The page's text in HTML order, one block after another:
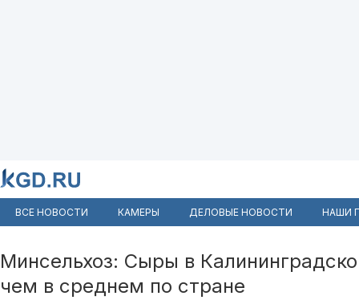
ВСЕ НОВОСТИ КАМЕРЫ ДЕЛОВЫЕ НОВОСТИ НАШИ
Минсельхоз: Сыры в
чем в среднем по стране